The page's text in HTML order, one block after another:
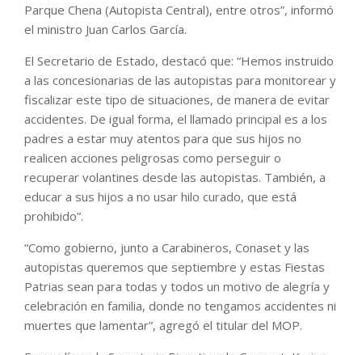
Parque Chena (Autopista Central), entre otros”, informó
el ministro Juan Carlos García.
El Secretario de Estado, destacó que: “Hemos instruido
a las concesionarias de las autopistas para monitorear y
fiscalizar este tipo de situaciones, de manera de evitar
accidentes. De igual forma, el llamado principal es a los
padres a estar muy atentos para que sus hijos no
realicen acciones peligrosas como perseguir o
recuperar volantines desde las autopistas. También, a
educar a sus hijos a no usar hilo curado, que está
prohibido”.
“Como gobierno, junto a Carabineros, Conaset y las
autopistas queremos que septiembre y estas Fiestas
Patrias sean para todas y todos un motivo de alegría y
celebración en familia, donde no tengamos accidentes ni
muertes que lamentar”, agregó el titular del MOP.